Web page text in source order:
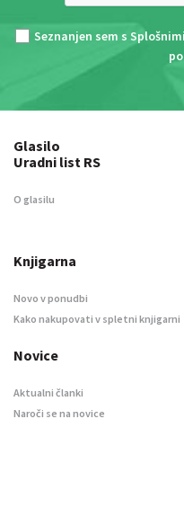
Seznanjen sem s
Glasilo
Uradni list RS
O glasilu
Knjigarna
Novo v ponudbi
Kako nakupovati v spletni knjigarni
Novice
Aktualni članki
Naroči se na novice